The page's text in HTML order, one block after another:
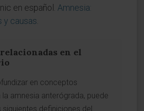
en español. Amnesia:
y causas
en el
en conceptos
amnesia anterógrada, puede
siguientes definiciones del